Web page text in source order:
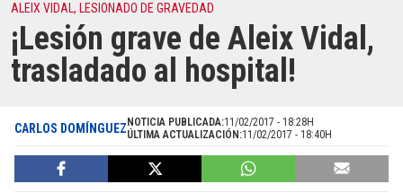
ALEIX VIDAL, LESIONADO DE GRAVEDAD
¡Lesión grave de Aleix Vidal,
trasladado al hospital!
CARLOS DOMÍNGUEZ NOTICIA PUBLICADA:11/02/2017 - 18:28H
ÚLTIMA ACTUALIZACIÓN:11/02/2017 - 18:40H